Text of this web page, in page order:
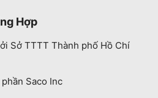
Hợp
Sở TTTT Thành phố Hồ Chí
Saco Inc